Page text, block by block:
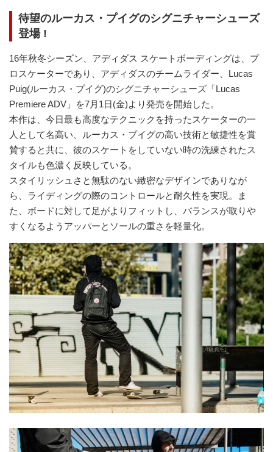
待望のルーカス・プイグのシグニチャーシューズ
登場 !
16年秋冬シーズン、アディダス スケートボーディングは、プ
ロスケーターであり、アディダスのチームライダー、Lucas
Puig(ルーカス・プイグ)のシグニチャーシューズ「Lucas
Premiere ADV」を7月1日(金)より発売を開始した。
本作は、今日最も高度なテクニックを持ったスケーターの一
人として名高い、ルーカス・プイグの高い技術と敏捷性を賞
賛すると共に、彼のスケートをしていない時の洗練されたス
タイルも色濃く反映している。
スタイリッシュさと無駄のない緻密なデザインでありなが
ら、ライディングの際のコントロールと耐久性を実現。ま
た、ボードに対して足がよりフィットし、バランスが取りや
すくなるようアッパーとソールの重さを軽量化。